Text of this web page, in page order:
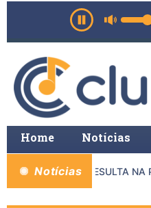
Home Notícias
Notícias
MP E PMMG RESULTA NA